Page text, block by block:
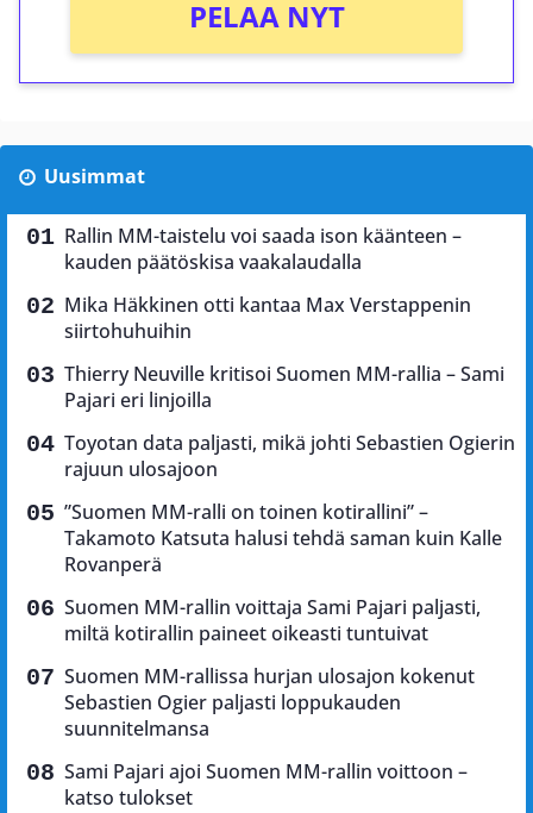
PELAA NYT
Uusimmat
Rallin MM-taistelu voi saada ison käänteen –
kauden päätöskisa vaakalaudalla
Mika Häkkinen otti kantaa Max Verstappenin
siirtohuhuihin
Thierry Neuville kritisoi Suomen MM-rallia – Sami
Pajari eri linjoilla
Toyotan data paljasti, mikä johti Sebastien Ogierin
rajuun ulosajoon
”Suomen MM-ralli on toinen kotirallini” –
Takamoto Katsuta halusi tehdä saman kuin Kalle
Rovanperä
Suomen MM-rallin voittaja Sami Pajari paljasti,
miltä kotirallin paineet oikeasti tuntuivat
Suomen MM-rallissa hurjan ulosajon kokenut
Sebastien Ogier paljasti loppukauden
suunnitelmansa
Sami Pajari ajoi Suomen MM-rallin voittoon –
katso tulokset